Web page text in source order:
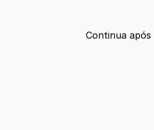
Continua após